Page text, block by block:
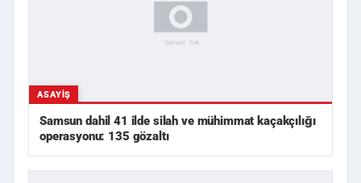
ASAYIŞ
Samsun dahil 41 ilde silah ve mühimmat kaçakçılığı
operasyonu: 135 gözaltı